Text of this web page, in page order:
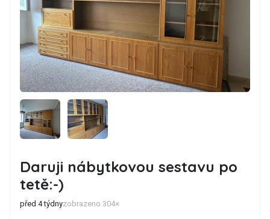
Daruji nábytkovou sestavu po
tetě:-)
před 4 týdnyzobrazeno 304×